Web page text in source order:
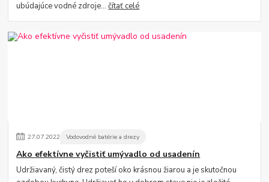
ubúdajúce vodné zdroje...čítať celé
27.07.2022 Vodovodné batérie a drezy
Ako efektívne vyčistiť umývadlo od usadenín
Udržiavaný, čistý drez poteší oko krásnou žiarou a je skutočnou